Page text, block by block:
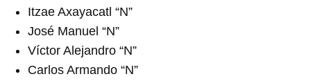
Itzae Axayacatl “N”
José Manuel “N”
Víctor Alejandro “N”
Carlos Armando “N”